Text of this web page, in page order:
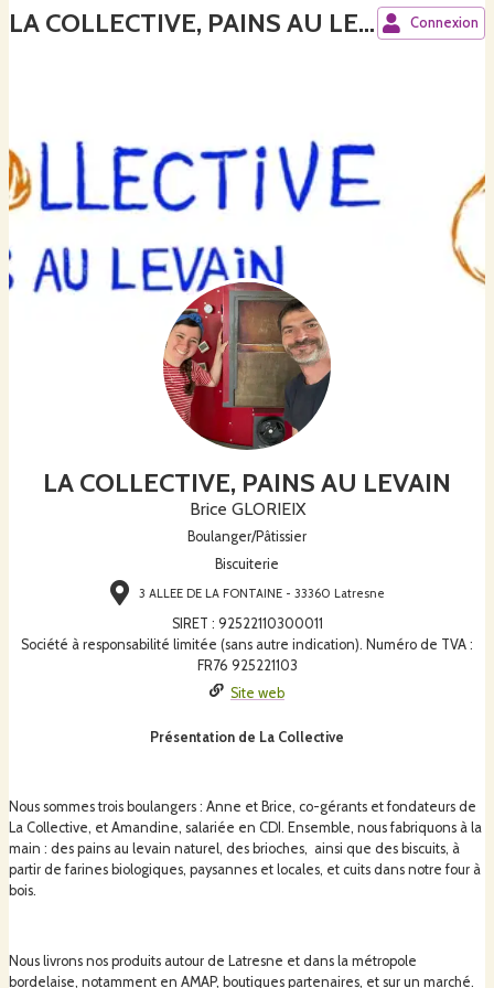
LA COLLECTIVE, PAINS AU LEVAIN Connexion
LA COLLECTIVE, PAINS AU LEVAIN
Brice GLORIEIX
Boulanger/Pâtissier
Biscuiterie
3 ALLEE DE LA FONTAINE - 33360 Latresne
SIRET : 92522110300011
Société à responsabilité limitée (sans autre indication). Numéro de TVA :
FR76 925221103
Site web
Présentation de La Collective
Nous sommes trois boulangers : Anne et Brice, co-gérants et fondateurs de
La Collective, et Amandine, salariée en CDI. Ensemble, nous fabriquons à la
main : des pains au levain naturel, des brioches, ainsi que des biscuits, à
partir de farines biologiques, paysannes et locales, et cuits dans notre four à
bois.
Nous livrons nos produits autour de Latresne et dans la métropole
bordelaise, notamment en AMAP, boutiques partenaires, et sur un marché.